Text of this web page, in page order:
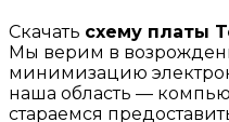
Скачать схему платы
Мы верим в
минимизацию
наша область —
стараемся